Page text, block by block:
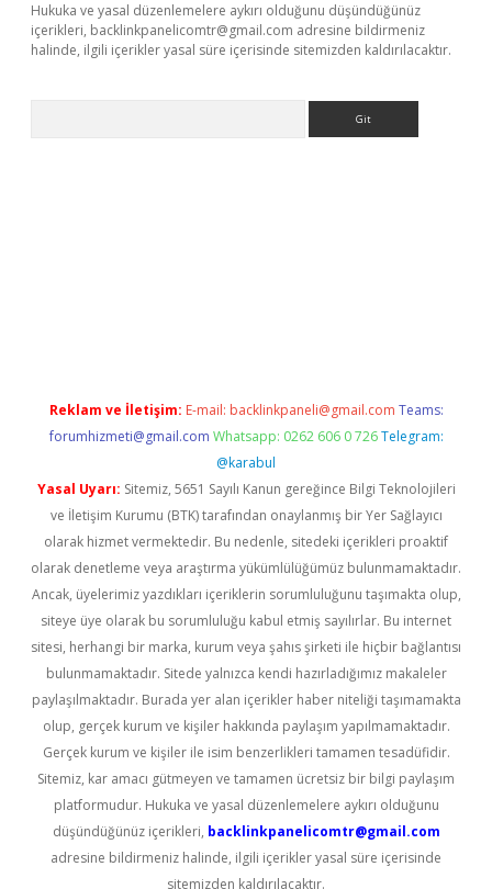
Hukuka ve yasal düzenlemelere aykırı olduğunu düşündüğünüz
içerikleri, backlinkpanelicomtr@gmail.com adresine bildirmeniz
halinde, ilgili içerikler yasal süre içerisinde sitemizden kaldırılacaktır.
Reklam ve İletişim: E-mail: backlinkpaneli@gmail.com Teams:
forumhizmeti@gmail.com Whatsapp: 0262 606 0 726 Telegram:
@karabul
Yasal Uyarı: Sitemiz, 5651 Sayılı Kanun gereğince Bilgi Teknolojileri
ve İletişim Kurumu (BTK) tarafından onaylanmış bir Yer Sağlayıcı
olarak hizmet vermektedir. Bu nedenle, sitedeki içerikleri proaktif
olarak denetleme veya araştırma yükümlülüğümüz bulunmamaktadır.
Ancak, üyelerimiz yazdıkları içeriklerin sorumluluğunu taşımakta olup,
siteye üye olarak bu sorumluluğu kabul etmiş sayılırlar. Bu internet
sitesi, herhangi bir marka, kurum veya şahıs şirketi ile hiçbir bağlantısı
bulunmamaktadır. Sitede yalnızca kendi hazırladığımız makaleler
paylaşılmaktadır. Burada yer alan içerikler haber niteliği taşımamakta
olup, gerçek kurum ve kişiler hakkında paylaşım yapılmamaktadır.
Gerçek kurum ve kişiler ile isim benzerlikleri tamamen tesadüfidir.
Sitemiz, kar amacı gütmeyen ve tamamen ücretsiz bir bilgi paylaşım
platformudur. Hukuka ve yasal düzenlemelere aykırı olduğunu
düşündüğünüz içerikleri, backlinkpanelicomtr@gmail.com
adresine bildirmeniz halinde, ilgili içerikler yasal süre içerisinde
sitemizden kaldırılacaktır.